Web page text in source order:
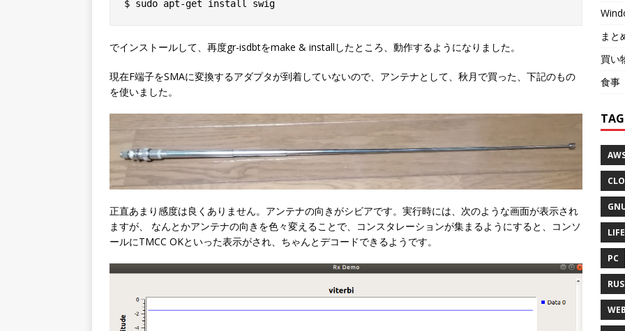
でインストールして、再度gr-isdbtをmake & installしたところ、動作するようになりました。
現在F端子をSMAに変換するアダプタが到着していないので、アンテナとして、秋月で買った、下記のもの
を使いました。
正直あまり感度は良くありません。アンテナの向きがシビアです。実行時には、次のような画面が表示され
ますが、 なんとかアンテナの向きを色々変えることで、コンスタレーションが集まるようにすると、コンソ
ールにTMCC OKといった表示がされ、ちゃんとデコードできるようです。
まと
買い
食事
LIFE
PC